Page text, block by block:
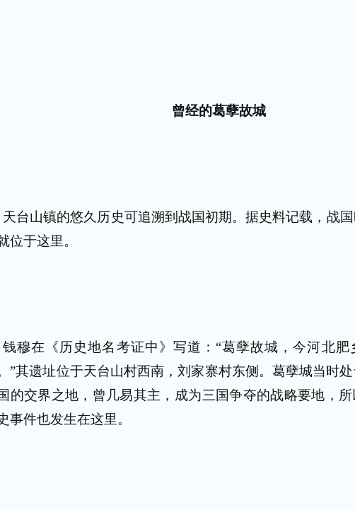
曾经的葛孽故城
天台山镇的悠久历史可追溯到战国初期。据史料记载，战
位于这里。
钱穆在《历史地名考证中》写道：“葛孽故城，今河北肥
”其遗址位于天台山村西南，刘家寨村东侧。葛孽城当时
的交界之地，曾几易其主，成为三国争夺的战略要地，
事件也发生在这里。